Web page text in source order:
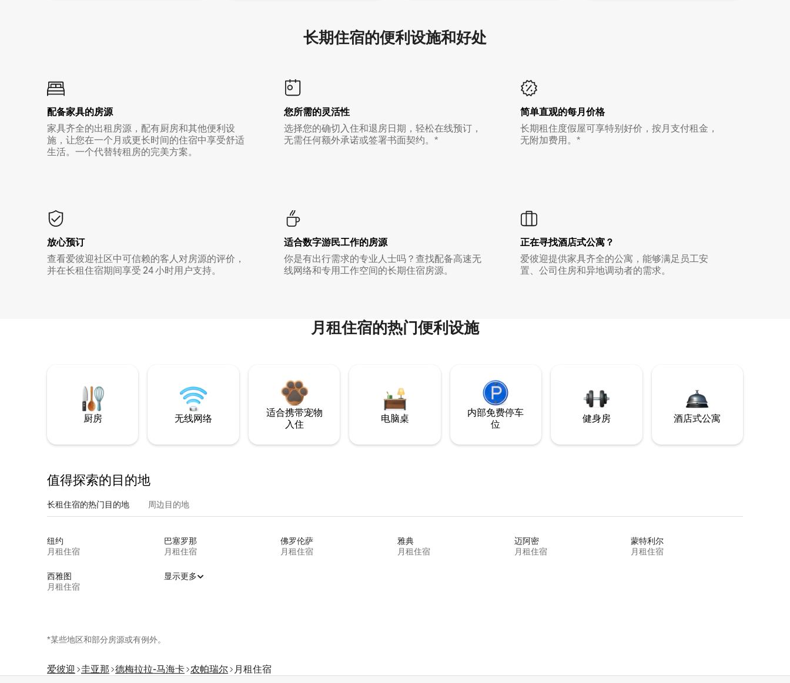
长期住宿的便利设施和好处
配备家具的房源
家具齐全的出租房源，配有厨房和其他便利设
施，让您在一个月或更长时间的住宿中享受舒适
生活。一个代替转租房的完美方案。
您所需的灵活性
选择您的确切入住和退房日期，轻松在线预订，
无需任何额外承诺或签署书面契约。*
简单直观的每月价格
长期租住度假屋可享特别好价，按月支付租金，
无附加费用。*
放心预订
查看爱彼迎社区中可信赖的客人对房源的评价，
并在长租住宿期间享受 24 小时用户支持。
适合数字游民工作的房源
你是有出行需求的专业人士吗？查找配备高速无
线网络和专用工作空间的长期住宿房源。
正在寻找酒店式公寓？
爱彼迎提供家具齐全的公寓，能够满足员工安
置、公司住房和异地调动者的需求。
月租住宿的热门便利设施
厨房 无线网络
适合携带宠物
入住
电脑桌
内部免费停车
位
健身房 酒店式公寓
值得探索的目的地
长租住宿的热门目的地 周边目的地
纽约
月租住宿
巴塞罗那
月租住宿
佛罗伦萨
月租住宿
雅典
月租住宿
迈阿密
月租住宿
蒙特利尔
月租住宿
西雅图
月租住宿
显示更多
*某些地区和部分房源或有例外。
爱彼迎 圭亚那 德梅拉拉-马海卡 农帕瑞尔 月租住宿